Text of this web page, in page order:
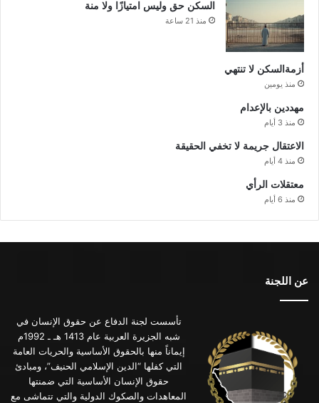
السكن حق وليس امتيازًا ولا منة
منذ 21 ساعة
أزمةالسكن لا تنتهي
منذ يومين
مهددين بالإعدام
منذ 3 أيام
الاعتقال جريمة لا تخفي الحقيقة
منذ 4 أيام
معتقلات الرأي
منذ 6 أيام
عن اللجنة
تأسست لجنة الدفاع عن حقوق الإنسان في
شبه الجزيرة العربية عام 1413 هـ ـ 1992م
إيماناً منها بالحقوق الأساسية والحريات العامة
التي كفلها “الدين الإسلامي الحنيف”، ومبادئ
حقوق الإنسان الأساسية التي ضمنتها
المعاهدات والصكوك الدولية والتي تتماشى مع